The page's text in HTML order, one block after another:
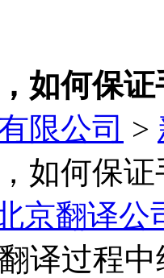
如何保
限公司 >
如何保
京翻译公
译过程中